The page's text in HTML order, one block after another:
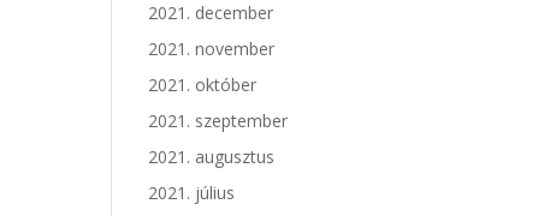
2021. december
2021. november
2021. október
2021. szeptember
2021. augusztus
2021. július